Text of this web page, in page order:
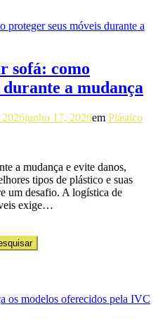
sofá: como
a mudança
junho 17, 2026em Plástico
a mudança e evite danos,
tipos de plástico e suas
um desafio. A logística de
exige…